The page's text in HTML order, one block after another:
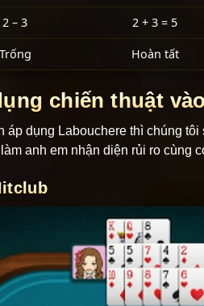
2 – 3 2 + 3 = 5
Trống Hoàn tất
chiến thuật
áp dụng Labouchere thì chúng
anh em nhận diện rủi ro cùng